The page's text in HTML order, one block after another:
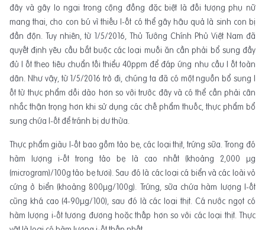
đây và gây lo ngại trong cộng đồng đặc biệt là đối tượng phụ nữ
mang thai, cho con bú vì thiếu I-ốt có thể gây hậu quả là sinh con bị
đần độn. Tuy nhiên, từ 1/5/2016, Thủ Tướng Chính Phủ Việt Nam đã
quyết định yêu cầu bắt buộc các loại muối ăn cần phải bổ sung đầy
đủ I ốt theo tiêu chuẩn tối thiểu 40ppm để đáp ứng nhu cầu I ốt toàn
dân. Như vậy, từ 1/5/2016 trở đi, chúng ta đã có một nguồn bổ sung I
ốt từ thực phẩm dồi dào hơn so với trước đây và có thể cần phải cân
nhắc thận trọng hơn khi sử dụng các chế phẩm thuốc, thực phẩm bổ
sung chứa I-ốt để tránh bị dư thừa.
Thực phẩm giàu I-ốt bao gồm tảo bẹ, các loại thịt, trứng sữa. Trong đó
hàm lượng i-ốt trong tảo bẹ là cao nhất (khoảng 2,000 μg
(microgram)/100g tảo bẹ tươi). Sau đó là các loại cá biển và các loài vỏ
cứng ở biển (khoảng 800μg/100g). Trứng, sữa chứa hàm lượng I-ốt
cũng khá cao (4-90μg/100), sau đó là các loại thịt. Cá nước ngọt có
hàm lượng i-ốt tương đương hoặc thấp hơn so với các loại thịt. Thực